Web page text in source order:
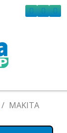
MAKITA